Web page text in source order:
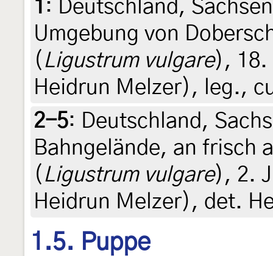
1 : Deutschland,
Umgebung von
( Ligustrum vulgare), 18.
Heidrun Melzer), leg.,
2-5: Deutschland,
Bahngelände, an frisch
( Ligustrum vulgare), 2.
Heidrun Melzer), det.
1.5. Puppe